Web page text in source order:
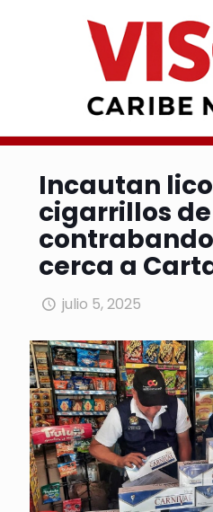
Incautan
cigarrillos de
cerca a
julio 5, 2025